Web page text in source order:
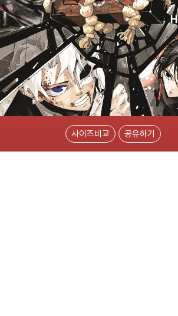
사이즈비교 공유하기